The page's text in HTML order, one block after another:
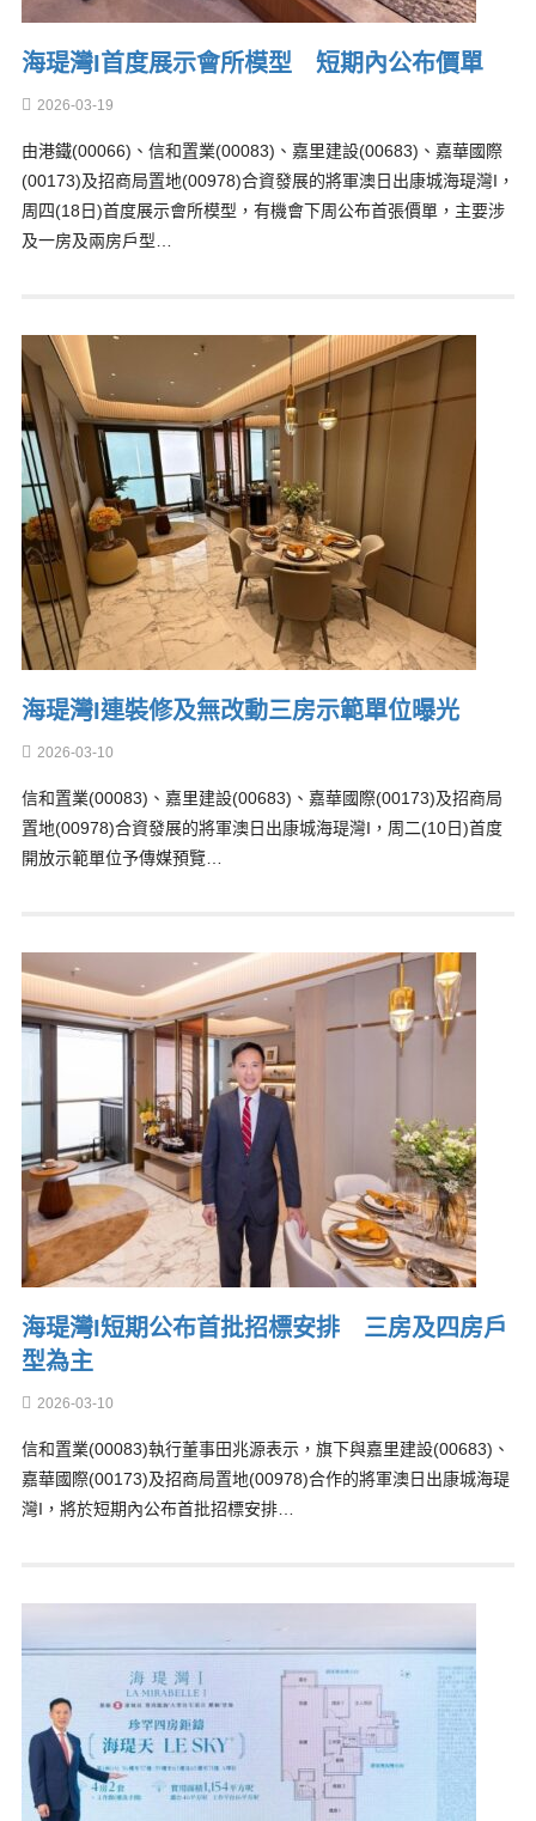
海瑅灣I首度展示會所模型 短期內公布價單
2026-03-19
由港鐵(00066)、信和置業(00083)、嘉里建設(00683)、嘉華國際
(00173)及招商局置地(00978)合資發展的將軍澳日出康城海瑅灣I，
周四(18日)首度展示會所模型，有機會下周公布首張價單，主要涉
及一房及兩房戶型…
海瑅灣I連裝修及無改動三房示範單位曝光
2026-03-10
信和置業(00083)、嘉里建設(00683)、嘉華國際(00173)及招商局
置地(00978)合資發展的將軍澳日出康城海瑅灣I，周二(10日)首度
開放示範單位予傳媒預覽…
海瑅灣I短期公布首批招標安排 三房及四房戶
型為主
2026-03-10
信和置業(00083)執行董事田兆源表示，旗下與嘉里建設(00683)、
嘉華國際(00173)及招商局置地(00978)合作的將軍澳日出康城海瑅
灣I，將於短期內公布首批招標安排…